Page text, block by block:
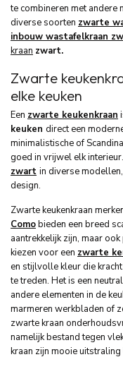
te combineren met andere
diverse soorten zwarte
inbouw wastafelkraan
kraan zwart.
Zwarte
elke keuken
Een zwarte keukenkraan
keuken directeen
minimalistischeof
goed in vrijwelelkinterieur.
zwart in diversemodellen,
design.
Zwarte keukenkraan
Comobieden een breed
aantrekkelijk zijn, maar
kiezen voor een zwarte
en stijlvolle kleur die
te treden. Het is een
andere elementen in de
marmeren werkbladen of
zwarte kraan
namelijk bestand tegen
kraan zijn mooie